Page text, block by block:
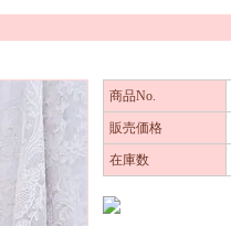
商品No.
販売価格
在庫数